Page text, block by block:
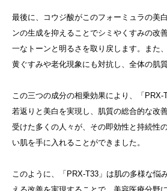
最後に、コウジ酸がこのフォーミュラの美
ンの生成を抑えることでシミやくすみの改
一なトーンと明るさを取り戻します。また
黄ぐすみや老化現象にも対抗し、全体の肌
この三つの成分の相乗効果により、「
若返りと美白を実現し、肌質の総合的な改
受けた多くの人々が、その即効性と持続性
い肌を手に入れることができました。
このように、「PRX-T33」は肌の多様な悩